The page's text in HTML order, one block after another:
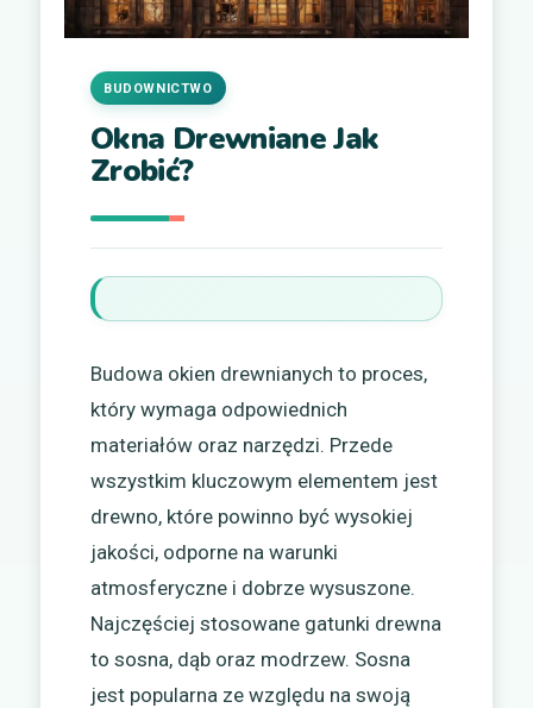
Okna Drewniane Jak
Zrobić?
BUDOWNICTWO
Budowa okien drewnianych to proces,
który wymaga odpowiednich
materiałów oraz narzędzi. Przede
wszystkim kluczowym elementem jest
drewno, które powinno być wysokiej
jakości, odporne na warunki
atmosferyczne i dobrze wysuszone.
Najczęściej stosowane gatunki drewna
to sosna, dąb oraz modrzew. Sosna
jest popularna ze względu na swoją